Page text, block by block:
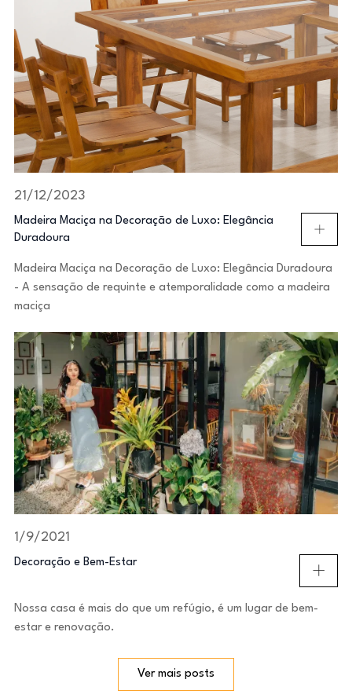
21/12/2023
Madeira Maciça na Decoração de Luxo: Elegância
Duradoura
Madeira Maciça na Decoração de Luxo: Elegância Duradoura
- A sensação de requinte e atemporalidade como a madeira
maciça
1/9/2021
Decoração e Bem-Estar
Nossa casa é mais do que um refúgio, é um lugar de bem-
estar e renovação.
Ver mais posts